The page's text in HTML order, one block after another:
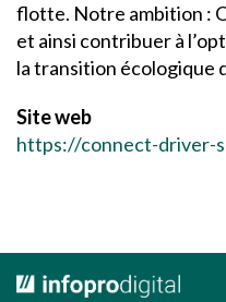
flotte. Notre ambition :
et ainsi contribuer à
la transition écologique
Site web
https://connect-driver-